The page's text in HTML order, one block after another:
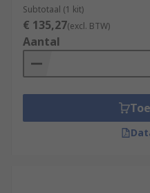
Subtotaal (1 kit)
€ 135,27(excl. BTW)
Aantal